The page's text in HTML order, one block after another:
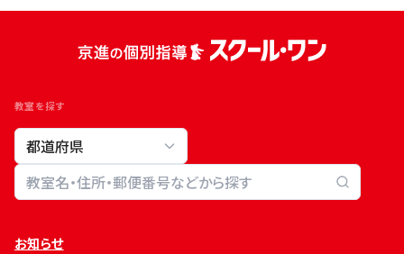
教室を探す
教室検索
お知らせ